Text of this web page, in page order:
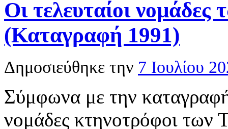
Οι τελευταίοι
(Καταγραφή 1991)
Δημοσιεύθηκε την 7 Ιουλίου
Σύμφωνα με την
νομάδες κτηνοτρόφοι των